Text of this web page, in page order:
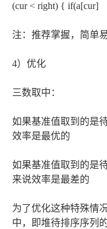
(cur < right) { if(a[cur]
注：推荐掌握，简单
4）优化
三数取中：
如果基准值取到的是
效率是最优的
如果基准值取到的是
来说效率是最差的
为了优化这种特殊情
中，即堆待排序序列